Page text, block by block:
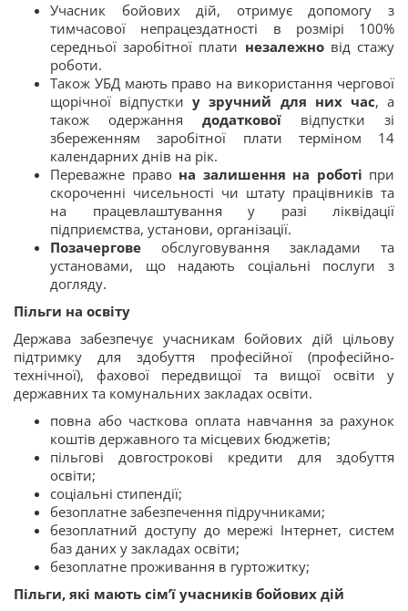
Учасник бойових дій, отримує допомогу з
тимчасової непрацездатності в розмірі 100%
середньої заробітної плати незалежновід стажу
роботи.
Також УБД мають право на використання чергової
щорічної відпусткиу зручний для них час, а
також одержання додаткової відпустки зі
збереженням заробітної плати терміном 14
календарних днів на рік.
Переважне право на залишення на роботі при
скороченні чисельності чи штату працівників та
на працевлаштування у разі ліквідації
підприємства, установи, організації.
Позачергове обслуговування закладами та
установами, що надають соціальні послуги з
догляду.
Пільги на освіту
Держава забезпечує учасникам бойових дій цільову
підтримку для здобуття професійної (професійно-
технічної), фахової передвищої та вищої освіти у
державних та комунальних закладах освіти.
повна або часткова оплата навчання за рахунок
коштів державного та місцевих бюджетів;
пільгові довгострокові кредити для здобуття
освіти;
соціальні стипендії;
безоплатне забезпечення підручниками;
безоплатний доступу до мережі Інтернет, систем
баз даних у закладах освіти;
безоплатне проживання в гуртожитку;
Пільги, які мають сім’ї учасників бойових дій